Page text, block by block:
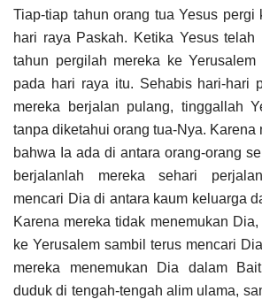
Tiap-tiap tahun orang tua Yesus pergi
hari raya Paskah. Ketika Yesus telah
tahun pergilah mereka ke
pada hari raya itu. Sehabis hari-hari
mereka berjalan pulang, tinggallah
tanpa diketahui orang tua-Nya. Karena
bahwa Ia ada di antara orang-orang
berjalanlah mereka sehari
mencari Dia di antara kaum keluarga
Karena mereka tidak menemukan
ke Yerusalem sambil terus mencari
mereka menemukan Dia dalam
duduk di tengah-tengah alim ulama,